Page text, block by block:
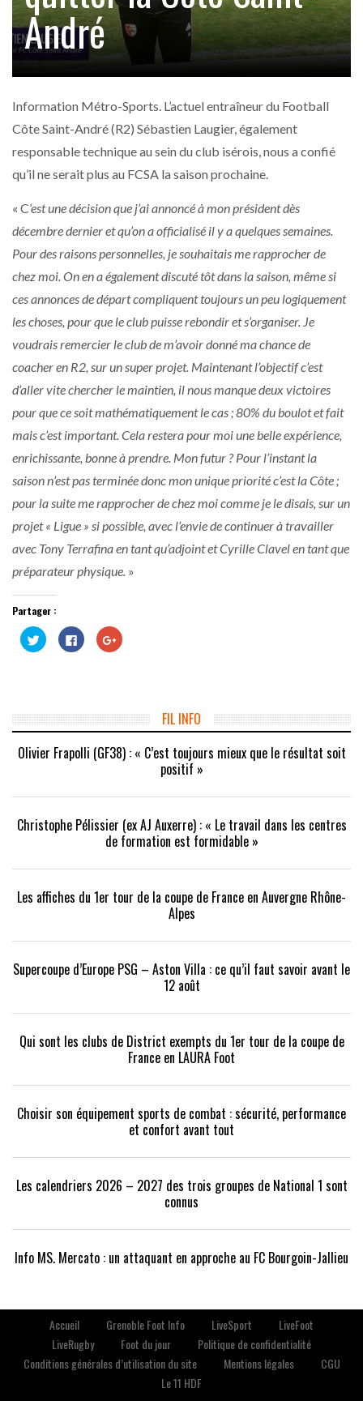
André
Information Métro-Sports. L’actuel entraîneur du Football
Côte Saint-André (R2) Sébastien Laugier, également
responsable technique au sein du club isérois, nous a confié
qu’il ne serait plus au FCSA la saison prochaine.
« C‘est une décision que j’ai annoncé à mon président dès
décembre dernier et qu’on a officialisé il y a quelques semaines.
Pour des raisons personnelles, je souhaitais me rapprocher de
chez moi. On en a également discuté tôt dans la saison, même si
ces annonces de départ compliquent toujours un peu logiquement
les choses, pour que le club puisse rebondir et s’organiser. Je
voudrais remercier le club de m’avoir donné ma chance de
coacher en R2, sur un super projet. Maintenant l’objectif c’est
d’aller vite chercher le maintien, il nous manque deux victoires
pour que ce soit mathématiquement le cas ; 80% du boulot et fait
mais c’est important. Cela restera pour moi une belle expérience,
enrichissante, bonne à prendre. Mon futur ? Pour l’instant la
saison n’est pas terminée donc mon unique priorité c’est la Côte ;
pour la suite me rapprocher de chez moi comme je le disais, sur un
projet « Ligue » si possible, avec l’envie de continuer à travailler
avec Tony Terrafina en tant qu’adjoint et Cyrille Clavel en tant que
préparateur physique. »
Partager :
Cliquez
pour
partager
fenêtre)
Cliquez
pour
partager
fenêtre)
Cliquez
pour
nouvelle
fenêtre)
FIL INFO
Olivier Frapolli (GF38) : « C’est toujours mieux que le résultat soit
positif »
Christophe Pélissier (ex AJ Auxerre) : « Le travail dans les centres
de formation est formidable »
Les affiches du 1er tour de la coupe de France en Auvergne Rhône-
Alpes
Supercoupe d’Europe PSG – Aston Villa : ce qu’il faut savoir avant le
12 août
Qui sont les clubs de District exempts du 1er tour de la coupe de
France en LAURA Foot
Choisir son équipement sports de combat : sécurité, performance
et confort avant tout
Les calendriers 2026 – 2027 des trois groupes de National 1 sont
connus
Info MS. Mercato : un attaquant en approche au FC Bourgoin-Jallieu
Accueil Grenoble Foot Info LiveSport
LiveFoot
LiveRugby
Foot du jour
Politique de confidentialité
Conditions générales d’utilisation du site
Mentions légales
CGU
Le 11 HDF